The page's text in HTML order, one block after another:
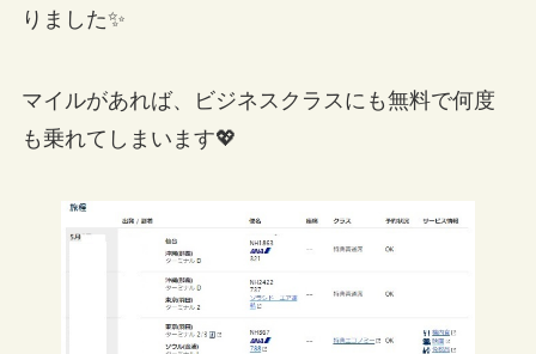
りました✨
マイルがあれば、ビジネスクラスにも無料で何度
も乗れてしまいます💖